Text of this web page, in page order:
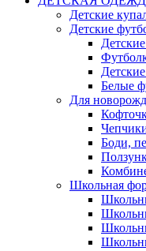
Детские
Детские
Белые
Для
Боди,
Школьная